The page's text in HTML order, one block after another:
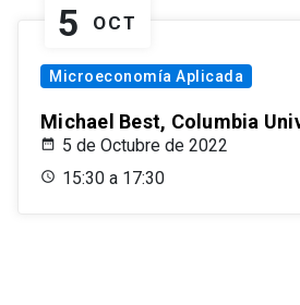
5 OCT
Microeconomía Aplicada
Michael Best, Columbia
5 de Octubre de 2022
15:30 a 17:30